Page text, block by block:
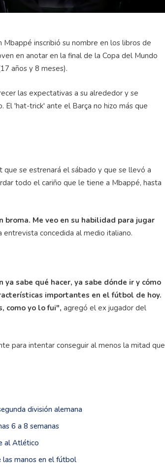
inscribió su nombre en los libros de
en anotar en la final de la Copa del Mundo
años y 8 meses).
las expectativas a su alrededor y se
'hat-trick' ante el Barça no hizo más que
se estrenará el sábado y que se llevó a
todo el cariño que le tiene a Mbappé, hasta
broma. Me veo en su habilidad para jugar
concedida al medio italiano.
sabe qué hacer, ya sabe dónde ir y cómo
importantes en el fútbol de hoy.
como yo lo fui", agregó el ex jugador del
para intentar conseguir al menos la mitad que
división alemana
6 a 8 semanas
al Atlético
las manos en el fútbol